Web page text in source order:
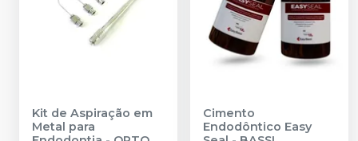
Kit de Aspiração em
Metal para
Cimento
Endodôntico Easy